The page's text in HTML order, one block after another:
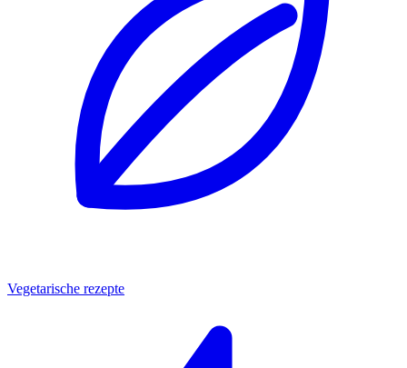
Vegetarische rezepte